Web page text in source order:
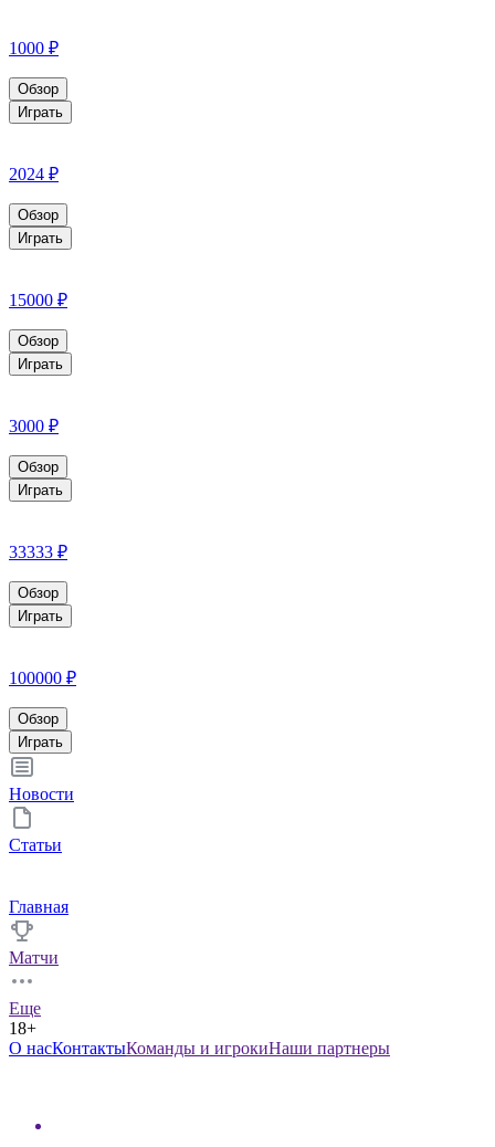
1000 ₽
Обзор
Играть
2024 ₽
Обзор
Играть
15000 ₽
Обзор
Играть
3000 ₽
Обзор
Играть
33333 ₽
Обзор
Играть
100000 ₽
Обзор
Играть
Новости
Статьи
Главная
Матчи
Еще
18+
О насКонтактыКоманды и игрокиНаши партнеры